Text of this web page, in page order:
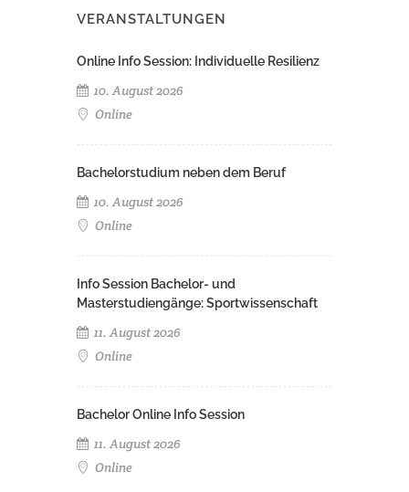
VERANSTALTUNGEN
Online Info Session: Individuelle Resilienz
10. August 2026
Online
Bachelorstudium neben dem Beruf
10. August 2026
Online
Info Session Bachelor- und
Masterstudiengänge: Sportwissenschaft
11. August 2026
Online
Bachelor Online Info Session
11. August 2026
Online